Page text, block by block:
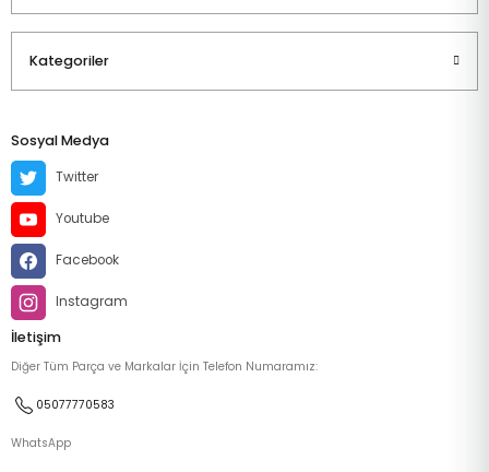
Kategoriler
Sosyal Medya
Twitter
Youtube
Facebook
Instagram
İletişim
Diğer Tüm Parça ve Markalar İçin Telefon Numaramız:
05077770583
WhatsApp